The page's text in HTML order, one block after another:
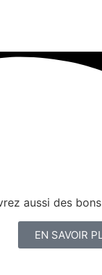
aussi des
EN SAVOIR